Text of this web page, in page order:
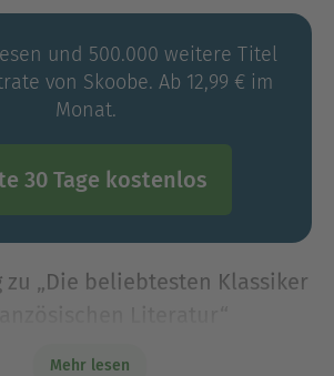
und 500.000 weitere Titel
von Skoobe. Ab 12,99 € im
Monat.
30 Tage kostenlos
zu „Die beliebtesten Klassiker
beliebtesten Klassiker der
Mehr lesen